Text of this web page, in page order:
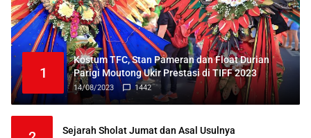
1
Kostum TFC, Stan Pameran dan Float Durian
Parigi Moutong Ukir Prestasi di TIFF 2023
14/08/2023 1442
Sejarah Sholat Jumat dan Asal Usulnya